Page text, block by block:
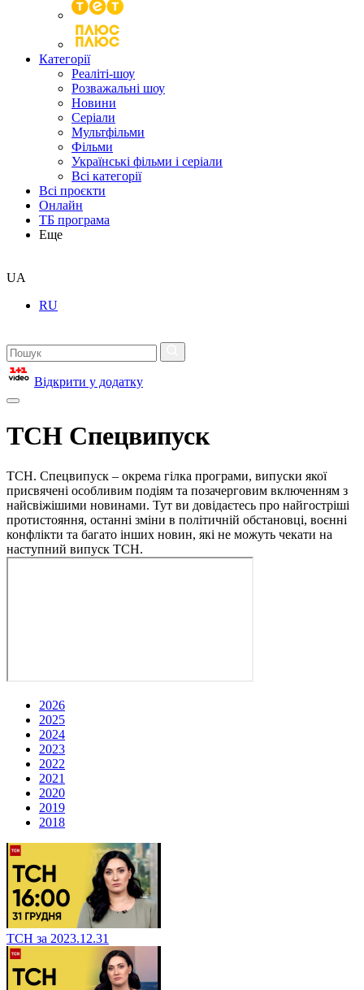
Категорії
Реаліті-шоу
Розважальні шоу
Новини
Серіали
Мультфільми
Фільми
Українські фільми і серіали
Всі категорії
Всі проєкти
Онлайн
ТБ програма
Еще
UA
RU
Відкрити у додатку
ТСН Спецвипуск
ТСН. Спецвипуск – окрема гілка програми, випуски якої
присвячені особливим подіям та позачерговим включенням з
найсвіжішими новинами. Тут ви довідаєтесь про найгостріші
протистояння, останні зміни в політичній обстановці, воєнні
конфлікти та багато інших новин, які не можуть чекати на
наступний випуск ТСН.
2026
2025
2024
2023
2022
2021
2020
2019
2018
ТСН за 2023.12.31